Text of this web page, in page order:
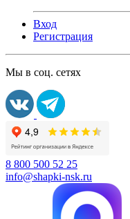
Вход
Регистрация
Мы в соц. сетях
8 800 500 52 25
info@shapki-nsk.ru